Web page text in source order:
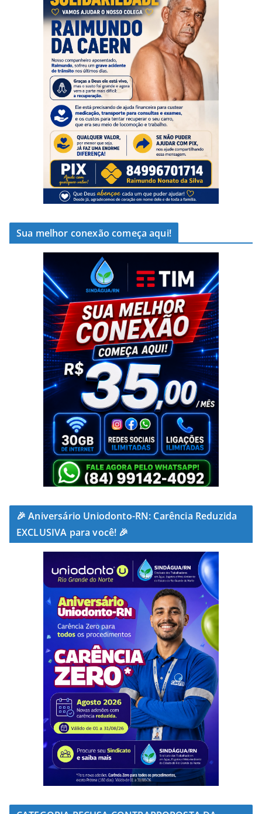
Sua melhor conexão começa aqui!
🎉 Aniversário Uniodonto-RN: Carência Reduzida
EXCLUSIVA para você! 🎉